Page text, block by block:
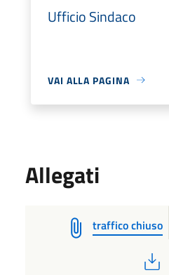
Ufficio Sindaco
VAI ALLA PAGINA
Allegati
traffico chiuso